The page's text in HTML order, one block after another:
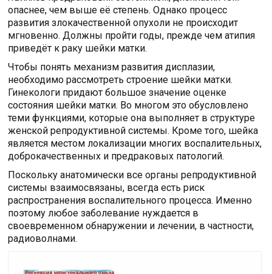
опаснее, чем выше её степень. Однако процесс
развития злокачественной опухоли не происходит
мгновенно. Должны пройти годы, прежде чем атипия
приведёт к раку шейки матки.
Чтобы понять механизм развития дисплазии,
необходимо рассмотреть строение шейки матки.
Гинекологи придают большое значение оценке
состояния шейки матки. Во многом это обусловлено
теми функциями, которые она выполняет в структуре
женской репродуктивной системы. Кроме того, шейка
является местом локализации многих воспалительных,
доброкачественных и предраковых патологий.
Поскольку анатомически все органы репродуктивной
системы взаимосвязаны, всегда есть риск
распространения воспалительного процесса. Именно
поэтому любое заболевание нуждается в
своевременном обнаружении и лечении, в частности,
радиоволнами.